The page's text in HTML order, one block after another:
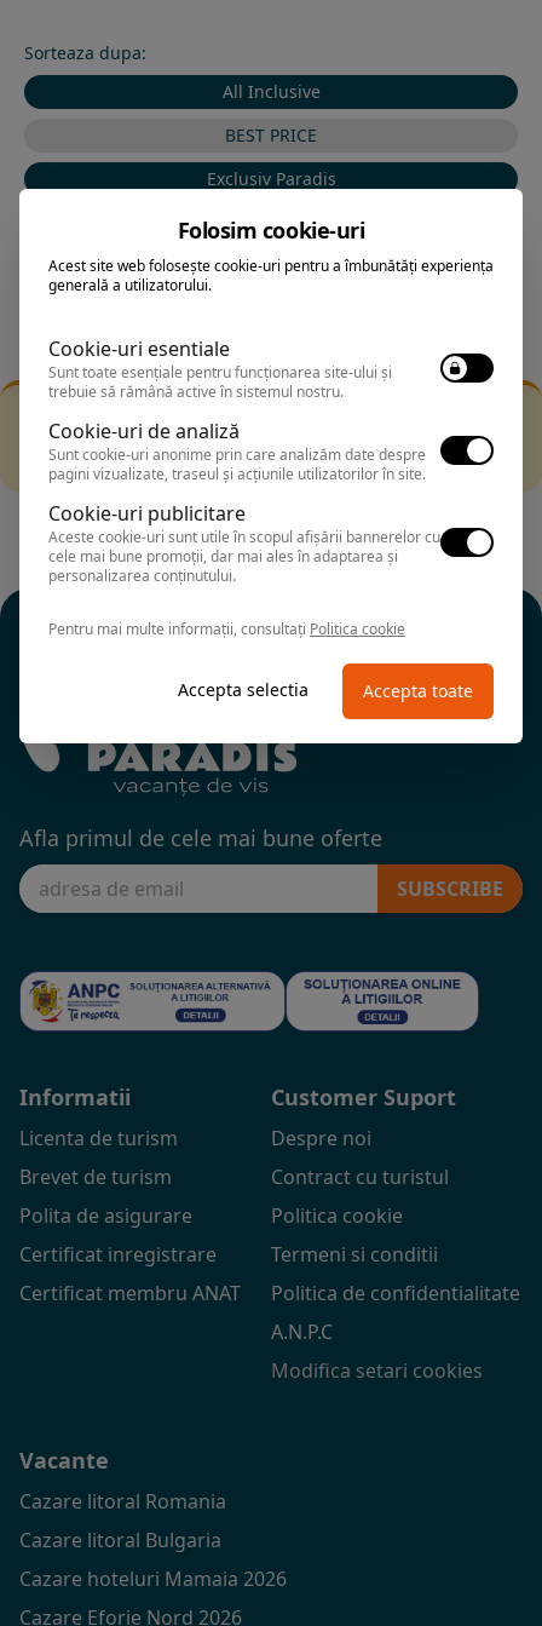
Sorteaza dupa:
All Inclusive
BEST PRICE
Exclusiv Paradis
Stele 1-5
Stele 5-1
Incearca sa folosesti o cautarea mai generala sau alege
alte fitre.
Afla primul de cele mai bune oferte
SUBSCRIBE
Informatii
Licenta de turism
Brevet de turism
Polita de asigurare
Certificat inregistrare
Certificat membru ANAT
Customer Suport
Despre noi
Contract cu turistul
Politica cookie
Termeni si conditii
Politica de confidentialitate
A.N.P.C
Modifica setari cookies
Vacante
Cazare litoral Romania
Cazare litoral Bulgaria
Cazare hoteluri Mamaia 2026
Cazare Eforie Nord 2026
Folosim cookie-uri
Acest site web folosește cookie-uri pentru a îmbunătăți experiența
generală a utilizatorului.
Cookie-uri esentiale
Sunt toate esențiale pentru funcționarea site-ului și
trebuie să rămână active în sistemul nostru.
Cookie-uri de analiză
Sunt cookie-uri anonime prin care analizăm date despre
pagini vizualizate, traseul și acțiunile utilizatorilor în site.
Cookie-uri publicitare
Aceste cookie-uri sunt utile în scopul afișării bannerelor cu
cele mai bune promoții, dar mai ales în adaptarea și
personalizarea conținutului.
Pentru mai multe informații, consultați Politica cookie
Accepta selectia Accepta toate